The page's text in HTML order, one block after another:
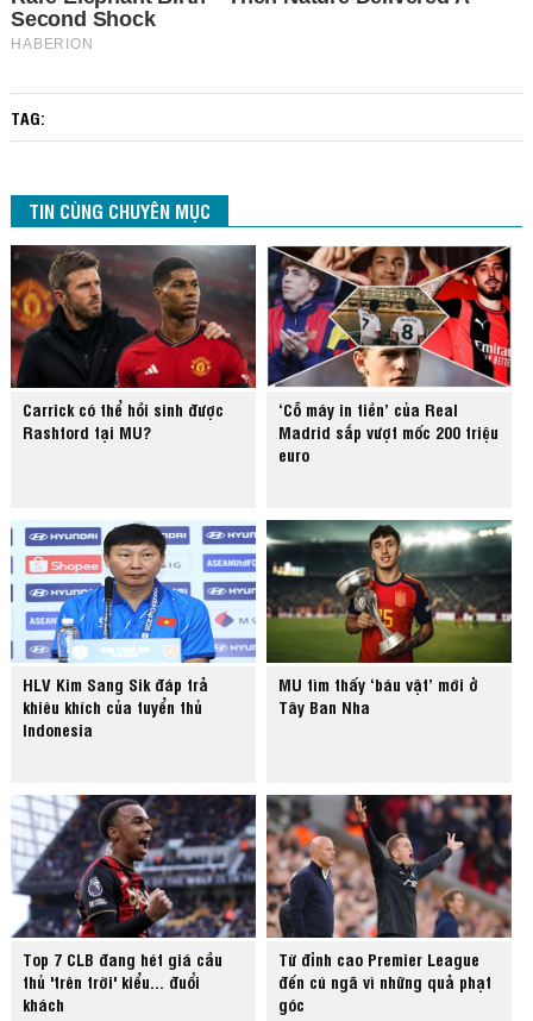
TAG:
TIN CÙNG CHUYÊN MỤC
Carrick có thể hồi sinh được
Rashford tại MU?
‘Cỗ máy in tiền’ của Real
Madrid sắp vượt mốc 200 triệu
euro
HLV Kim Sang Sik đáp trả
khiêu khích của tuyển thủ
Indonesia
MU tìm thấy ‘báu vật’ mới ở
Tây Ban Nha
Top 7 CLB đang hét giá cầu
thủ 'trên trời' kiểu... đuổi
khách
Từ đỉnh cao Premier League
đến cú ngã vì những quả phạt
góc